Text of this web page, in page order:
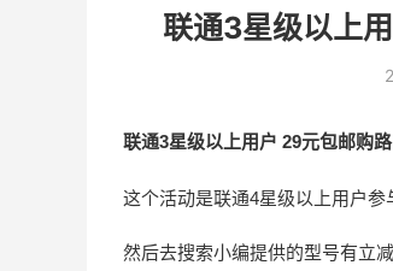
联通3星级以上
联通3星级以上用户 29元包邮购
这个活动是联通4星级以上用户
然后去搜索小编提供的型号有立